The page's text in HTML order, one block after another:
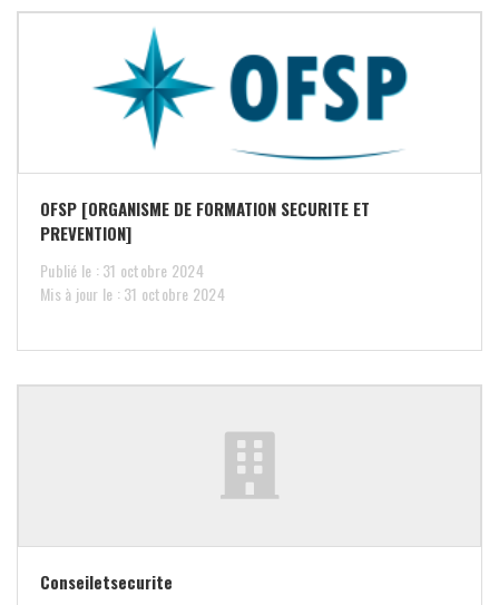
OFSP [ORGANISME DE FORMATION SECURITE ET
PREVENTION]
Publié le : 31 octobre 2024
Mis à jour le : 31 octobre 2024
Conseiletsecurite